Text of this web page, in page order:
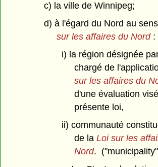
c) la ville de Winnipeg;
d) à l'égard du Nord au
sur les affaires du Nord:
i) la région désignée
chargé de
sur les affaires du
d'une évaluation
présente loi,
ii) communauté
de la Loi sur les
Nord.